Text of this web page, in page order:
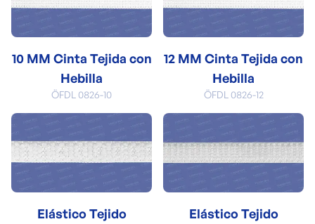
10 MM Cinta Tejida con
Hebilla
ÖFDL 0826-10
12 MM Cinta Tejida con
Hebilla
ÖFDL 0826-12
Elástico Tejido
Elástico Tejido